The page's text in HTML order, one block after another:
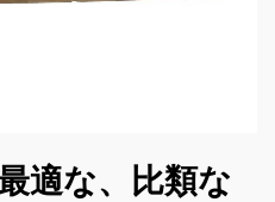
適な、比類な